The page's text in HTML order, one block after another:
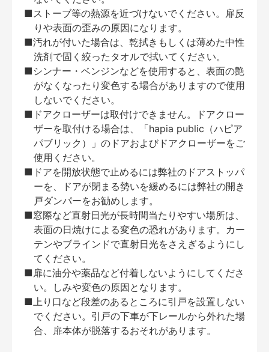
■ストーブ等の熱源を近づけないでください。扉反
りや表面の歪みの原因になります。
■汚れが付いた場合は、乾拭きもしくは薄めた中性
洗剤で固く絞ったタオルで拭いてください。
■シンナー・ベンジンなどを使用すると、表面の艶
がなくなったり変色する場合がありますので使用
しないでください。
■ドアクローザーは取付けできません。ドアクロー
ザーを取付ける場合は、「hapia public（ハピア
パブリック）」のドアおよびドアクローザーをご
使用ください。
■ドアを開放状態で止めるには弊社のドアストッパ
ーを、ドアが閉まる勢いを緩めるには弊社の開き
戸ダンパーをお勧めします。
■窓際など直射日光が長時間当たりやすい場所は、
表面の日焼けによる変色の恐れがあります。カー
テンやブラインドで直射日光をさえぎるようにし
てください。
■扉に油分や薬品など付着しないようにしてくださ
い。しみや変色の原因となります。
■上り口など段差のあるところに引戸を設置しない
でください。引戸の下車が下レールから外れた場
合、扉本体が脱落するおそれがあります。